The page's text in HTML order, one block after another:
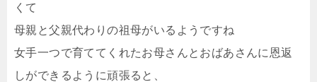
くて
母親と父親代わりの祖母がいるようですね
女手一つで育ててくれたお母さんとおばあさんに恩返
しができるように頑張ると、